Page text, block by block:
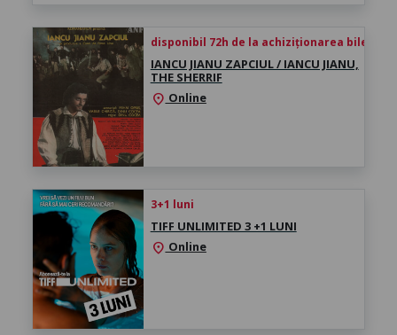
disponibil 72h de la achiziționarea biletului
IANCU JIANU ZAPCIUL / IANCU JIANU,
THE SHERRIF
location_on Online
3+1 luni
TIFF UNLIMITED 3 +1 LUNI
location_on Online